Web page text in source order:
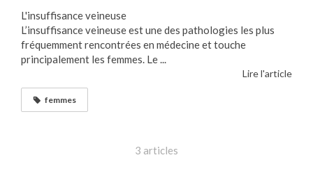
L'insuffisance veineuse
L’insuffisance veineuse est une des pathologies les plus
fréquemment rencontrées en médecine et touche
principalement les femmes. Le ...
Lire l'article
femmes
3 articles